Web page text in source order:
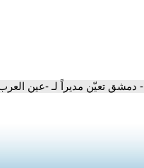
- دمشق تعيّن مديراً لـ -عين